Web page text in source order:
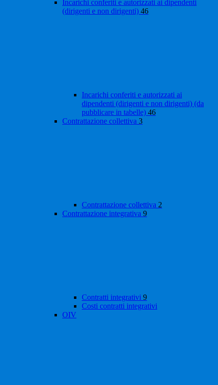
Incarichi conferiti e autorizzati ai dipendenti
(dirigenti e non dirigenti) 46
Incarichi conferiti e autorizzati ai
dipendenti (dirigenti e non dirigenti) (da
pubblicare in tabelle) 46
Contrattazione collettiva 3
Contrattazione collettiva 2
Contrattazione integrativa 9
Contratti integrativi 9
Costi contratti integrativi
OIV